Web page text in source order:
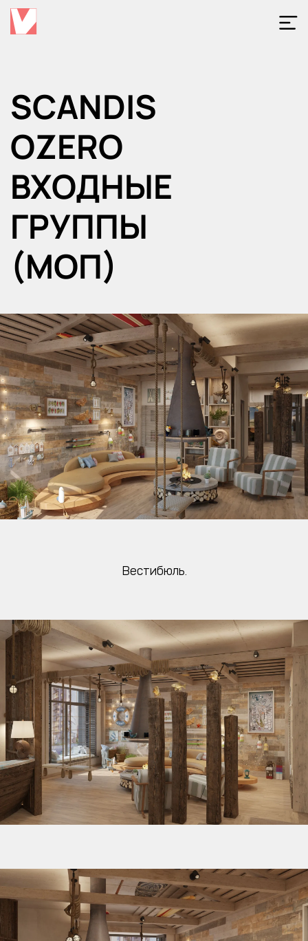
SCANDIS
OZERO
ВХОДНЫЕ
ГРУППЫ
(МОП)
Вестибюль.